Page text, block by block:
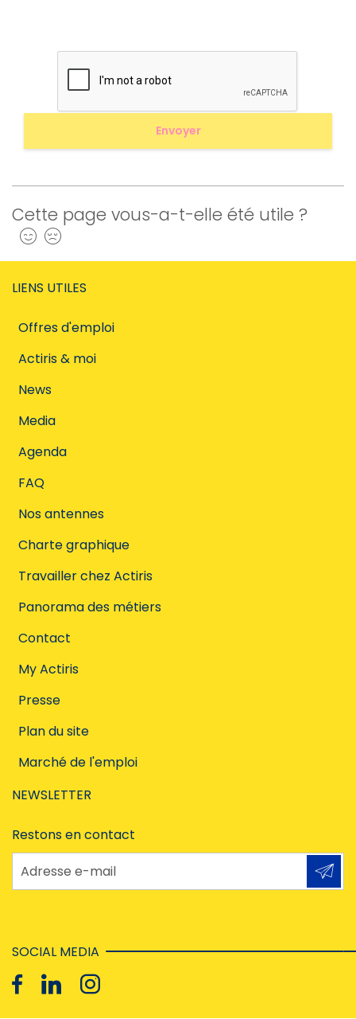
Cette page vous-a-t-elle été utile ?
Oui
LIENS UTILES
Offres d'emploi
Actiris & moi
News
Media
Agenda
FAQ
Nos antennes
Charte graphique
Travailler chez Actiris
Panorama des métiers
Contact
My Actiris
Presse
Plan du site
Marché de l'emploi
NEWSLETTER
Restons en contact
Adresse e-mail
SOCIAL MEDIA